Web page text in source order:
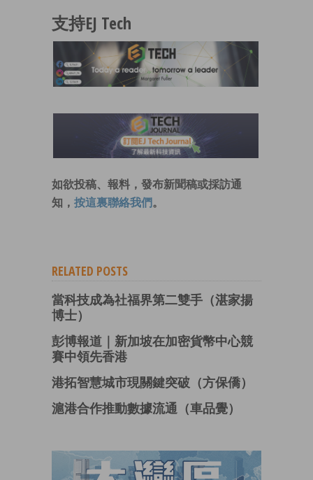
支持EJ Tech
如欲投稿、報料，發布新聞稿或採訪通
知， 按這裏聯絡我們 。
RELATED POSTS
當科技成為社福界第二雙手（湛家揚
博士）
彭博報道｜新加坡在加密貨幣中心競
賽中領先香港
港拓智慧城市現關鍵突破（方保僑）
滬港合作推動數據流通（車品覺）